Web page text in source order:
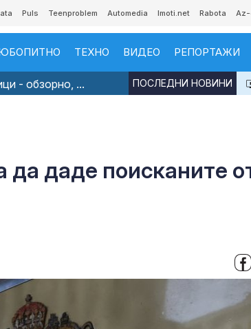
Puls Teenproblem Automedia Imoti.net Rabota
ТЕХНО ВИДЕО РЕПОРТАЖИ
- обзорно, ... ПОСЛЕДНИ НОВИНИ
да даде поисканите